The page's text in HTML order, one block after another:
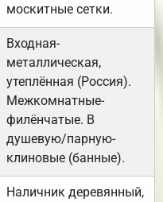
москитные сетки.
Входная-
металлическая,
утеплённая (Россия).
Межкомнатные-
филёнчатые. В
душевую/парную-
клиновые (банные).
Наличник деревянный,